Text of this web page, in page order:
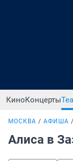
КиноКонцерты
МОСКВА АФИША
Алиса в